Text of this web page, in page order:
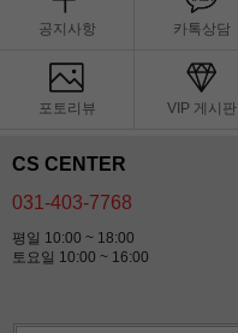
공지사항 카톡상담
포토리뷰 VIP 게시판
CS CENTER
031-403-7768
평일 10:00 ~ 18:00
토요일 10:00 ~ 16:00